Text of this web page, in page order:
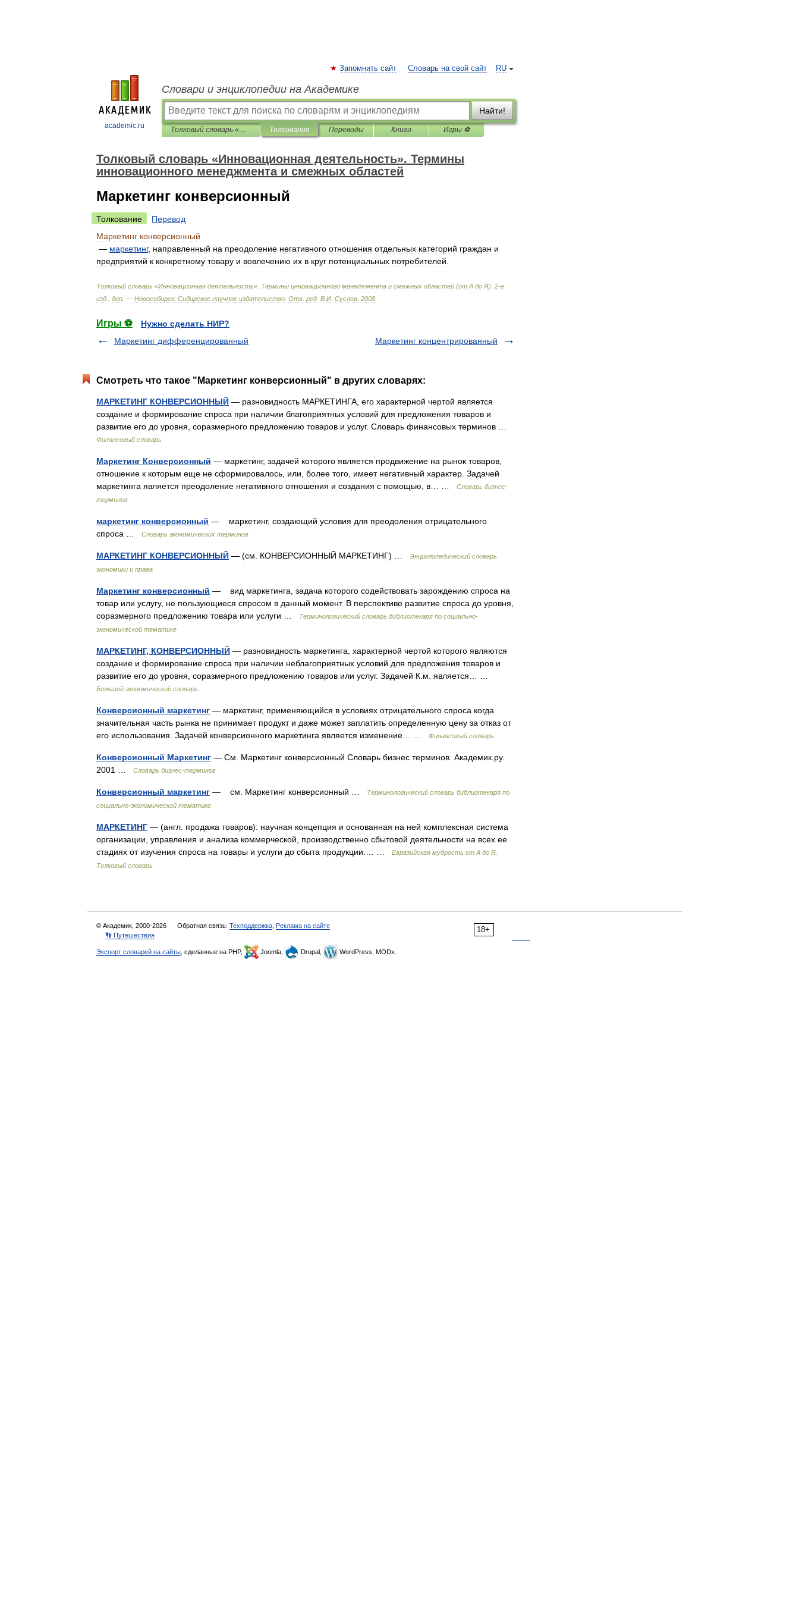
academic.ru
RU
Запомнить сайт Словарь на свой сайт
Словари и энциклопедии на Академике
Найти!
Толковый словарь «Инновационная деятельность». Термины инновационного менеджмента и смежных областей Толкования Переводы Книги Игры ⚽
Толковый словарь «Инновационная деятельность». Термины
инновационного менеджмента и смежных областей
Маркетинг конверсионный
Толкование
Перевод
Маркетинг конверсионный
— маркетинг, направленный на преодоление негативного отношения отдельных категорий граждан и
предприятий к конкретному товару и вовлечению их в круг потенциальных потребителей
Толковый словарь «Инновационная деятельность». Термины инновационного менеджмента и смежных областей (от А до Я). 2-е
изд
доп . — Новосибирск: Сибирское научное издательство Отв ред В И Суслов 2008
Игры ⚽
Нужно сделать НИР?
Маркетинг дифференцированный
Маркетинг концентрированный
Смотреть что такое "Маркетинг конверсионный" в других словарях:
МАРКЕТИНГ КОНВЕРСИОННЫЙ — разновидность МАРКЕТИНГА, его характерной чертой является
создание и формирование спроса при наличии благоприятных условий для предложения товаров и
развитие его до уровня, соразмерного предложению товаров и услуг. Словарь финансовых терминов …
Финансовый словарь
Маркетинг Конверсионный — маркетинг, задачей которого является продвижение на рынок товаров,
отношение к которым еще не сформировалось, или, более того, имеет негативный характер. Задачей
маркетинга является преодоление негативного отношения и создания с помощью, в… …
Словарь бизнес-
терминов
маркетинг конверсионный — маркетинг, создающий условия для преодоления отрицательного
спроса …
Словарь экономических терминов
МАРКЕТИНГ КОНВЕРСИОННЫЙ — (см. КОНВЕРСИОННЫЙ МАРКЕТИНГ) …
Энциклопедический словарь
экономики и права
Маркетинг конверсионный — вид маркетинга, задача которого содействовать зарождению спроса на
товар или услугу, не пользующиеся спросом в данный момент. В перспективе развитие спроса до уровня,
соразмерного предложению товара или услуги …
Терминологический словарь библиотекаря по социально-
экономической тематике
МАРКЕТИНГ, КОНВЕРСИОННЫЙ — разновидность маркетинга, характерной чертой которого являются
создание и формирование спроса при наличии неблагоприятных условий для предложения товаров и
развитие его до уровня, соразмерного предложению товаров или услуг. Задачей К.м. является… …
Большой экономический словарь
Конверсионный маркетинг — маркетинг, применяющийся в условиях отрицательного спроса когда
значительная часть рынка не принимает продукт и даже может заплатить определенную цену за отказ от
его использования. Задачей конверсионного маркетинга является изменение… …
Финансовый словарь
Конверсионный Маркетинг — См. Маркетинг конверсионный Словарь бизнес терминов. Академик.ру.
2001 …
Словарь бизнес-терминов
Конверсионный маркетинг — см. Маркетинг конверсионный …
Терминологический словарь библиотекаря по
социально-экономической тематике
МАРКЕТИНГ — (англ. продажа товаров): научная концепция и основанная на ней комплексная система
организации, управления и анализа коммерческой, производственно сбытовой деятельности на всех ее
стадиях от изучения спроса на товары и услуги до сбыта продукции.… …
Евразийская мудрость от А до Я.
Толковый словарь
18+
© Академик, 2000-2026 Обратная связь: Техподдержка Реклама на сайте
👣 Путешествия
Экспорт словарей на сайты , сделанные на PHP, Joomla, Drupal, WordPress, MODx.